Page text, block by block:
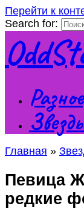
Перейти к
Search for:
Разное
Главная »
Певица
редкие